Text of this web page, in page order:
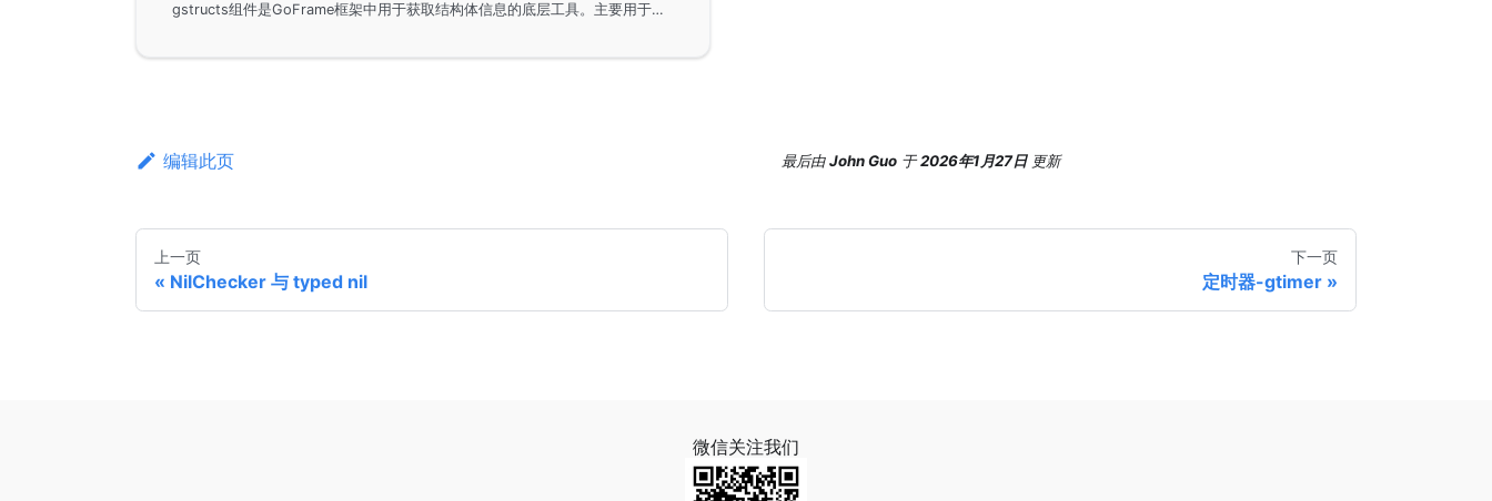
gstructs组件是GoFrame框架中用于获取结构体信息的底层工具。主要用于框架、基础库和中间件编写，支持Fields方法获取结构体字段信息以及TagMapName方法通过标签检索字段。适合开发者在构建Go应用时利用此组件进行字段操作和检索。
编辑此页 最后由John Guo 于2026年1月27日 更新
上一页
NilChecker 与 typed nil
下一页
定时器-gtimer
微信关注我们